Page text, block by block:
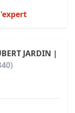
JARDIN |